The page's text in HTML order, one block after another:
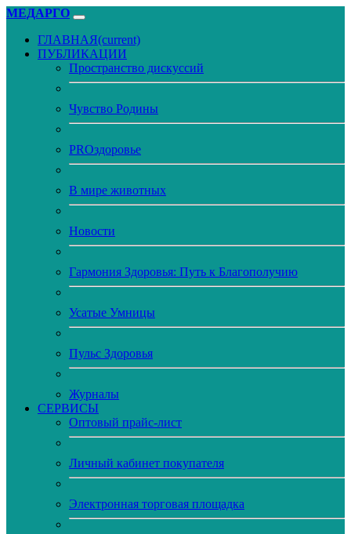
МЕДАРГО
ГЛАВНАЯ(current)
ПУБЛИКАЦИИ
Пространство дискуссий
Чувство Родины
PROздоровье
В мире животных
Новости
Гармония Здоровья: Путь к Благополучию
Усатые Умницы
Пульс Здоровья
Журналы
CЕРВИСЫ
Оптовый прайс-лист
Личный кабинет покупателя
Электронная торговая площадка